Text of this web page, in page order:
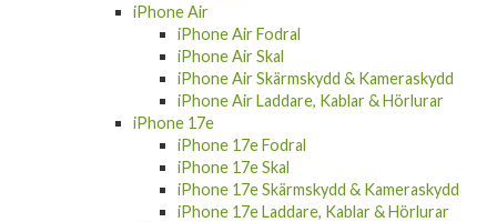
iPhone Air
iPhone Air Fodral
iPhone Air Skal
iPhone Air Skärmskydd & Kameraskydd
iPhone Air Laddare, Kablar & Hörlurar
iPhone 17e
iPhone 17e Fodral
iPhone 17e Skal
iPhone 17e Skärmskydd & Kameraskydd
iPhone 17e Laddare, Kablar & Hörlurar